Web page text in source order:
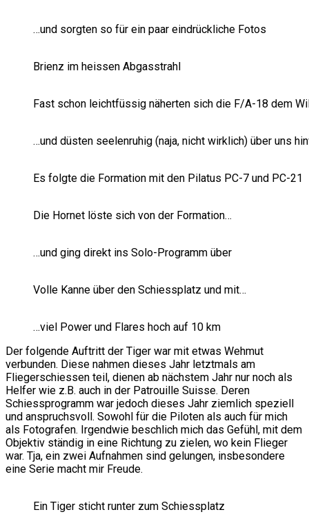
…und sorgten so für ein paar eindrückliche Fotos
Brienz im heissen Abgasstrahl
Fast schon leichtfüssig näherten sich die F/A-18 dem
…und düsten seelenruhig (naja, nicht wirklich) über uns
Es folgte die Formation mit den Pilatus PC-7 und PC-21
Die Hornet löste sich von der Formation…
…und ging direkt ins Solo-Programm über
Volle Kanne über den Schiessplatz und mit…
…viel Power und Flares hoch auf 10 km
Der folgende Auftritt der Tiger war mit etwas Wehmut
verbunden. Diese nahmen dieses Jahr letztmals am
Fliegerschiessen teil, dienen ab nächstem Jahr nur noch als
Helfer wie z.B. auch in der Patrouille Suisse. Deren
Schiessprogramm war jedoch dieses Jahr ziemlich speziell
und anspruchsvoll. Sowohl für die Piloten als auch für mich
als Fotografen. Irgendwie beschlich mich das Gefühl, mit dem
Objektiv ständig in eine Richtung zu zielen, wo kein Flieger
war. Tja, ein zwei Aufnahmen sind gelungen, insbesondere
eine Serie macht mir Freude.
Ein Tiger sticht runter zum Schiessplatz